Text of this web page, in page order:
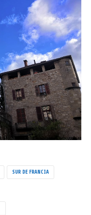
SUR DE FRANCIA